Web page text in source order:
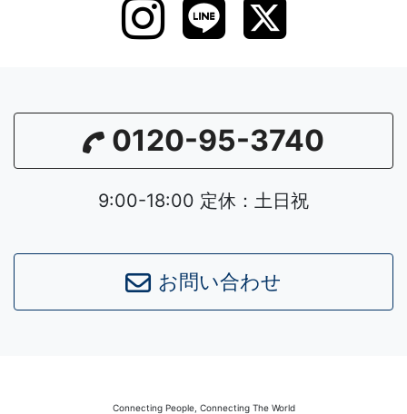
0120-95-3740
9:00-18:00 定休：土日祝
お問い合わせ
Connecting People, Connecting The World